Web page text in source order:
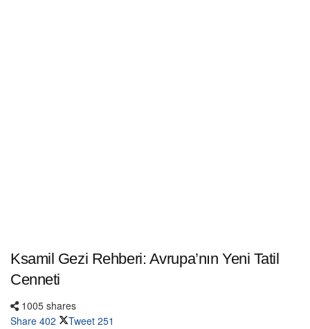
Ksamil Gezi Rehberi: Avrupa’nın Yeni Tatil
Cenneti
1005 shares
Share 402 Tweet 251